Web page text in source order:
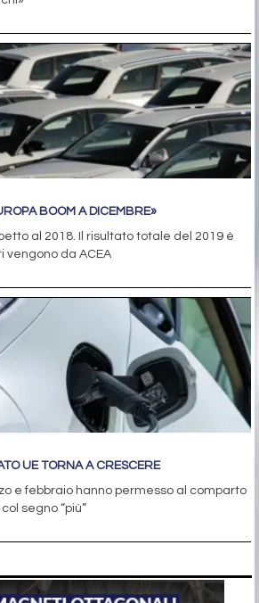
BOOM A DICEMBRE»
al 2018. Il risultato totale del 2019 è
vengono da ACEA
UE TORNA A CRESCERE
e febbraio hanno permesso al comparto
segno “più”